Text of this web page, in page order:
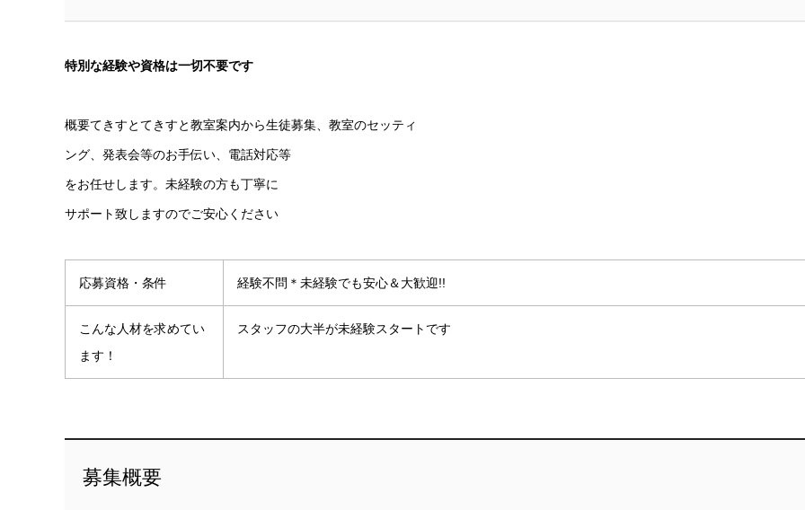
特別な経験や資格は一切不要です
概要てきすとてきすと教室案内から生徒募集、教室のセッティ
ング、発表会等のお手伝い、電話対応等
をお任せします。未経験の方も丁寧に
サポート致しますのでご安心ください
応募資格・条件 経験不問＊未経験でも安心＆大歓迎!!
こんな人材を求めてい
ます！
スタッフの大半が未経験スタートです
募集概要